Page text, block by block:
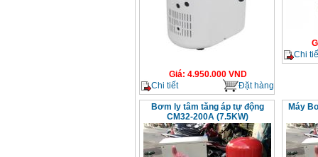
Giá: 4.950.000VND
Chi tiết
Đặt hàng
Chi
Bơm ly tâm tăng áp tự động
CM32-200A (7.5KW)
Máy